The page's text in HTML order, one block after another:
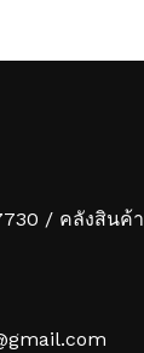
/ คลังสินค้า